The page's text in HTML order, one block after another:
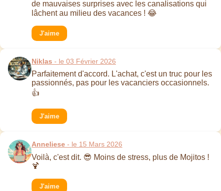
de mauvaises surprises avec les canalisations qui
lâchent au milieu des vacances ! 😂
J'aime
Niklas - le 03 Février 2026
Parfaitement d'accord. L'achat, c'est un truc pour les
passionnés, pas pour les vacanciers occasionnels.
👍
J'aime
Anneliese - le 15 Mars 2026
Voilà, c'est dit. 😎 Moins de stress, plus de Mojitos !
🍹
J'aime